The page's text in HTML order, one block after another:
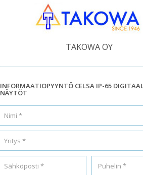
TAKOWA OY
INFORMAATIOPYYNTÖ CELSA IP-65
NÄYTÖT